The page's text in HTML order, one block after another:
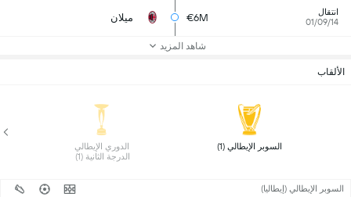
انتقال
01/09/14
€6M ميلان
شاهد المزيد
الألقاب
السوبر الإيطالي (1)
الدرجة الثانية (1)
السوبر الإيطالي (إيطاليا)